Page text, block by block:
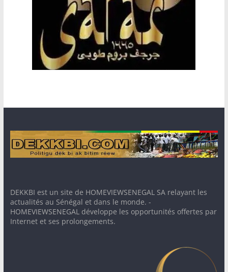
DEKKBI est un site de HOMEVIEWSENEGAL SA relayant les
actualités au Sénégal et dans le monde. -
HOMEVIEWSENEGAL développe les opportunités offertes par
Internet et ses prolongements.